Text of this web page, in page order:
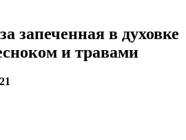
запеченная в духовке
и травами